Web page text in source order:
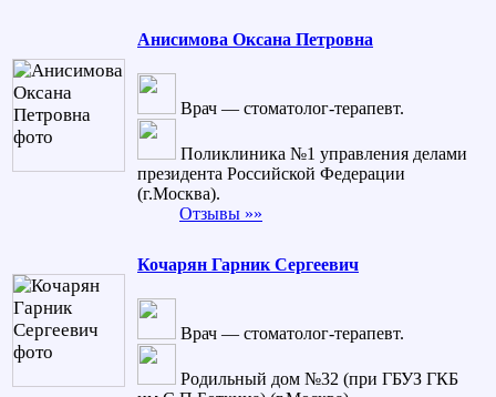
Анисимова Оксана Петровна
Врач — стоматолог-терапевт.
Поликлиника №1 управления делами
президента Российской Федерации
(г.Москва).
Отзывы »»
Кочарян Гарник Сергеевич
Врач — стоматолог-терапевт.
Родильный дом №32 (при ГБУЗ ГКБ